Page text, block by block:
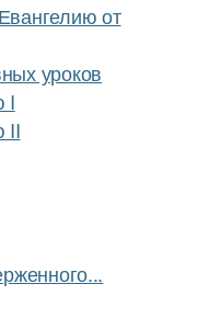
от
уроков
I
II